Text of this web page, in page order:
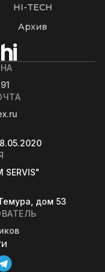
HI-TECH
Архив
SERVIS"
дом 53